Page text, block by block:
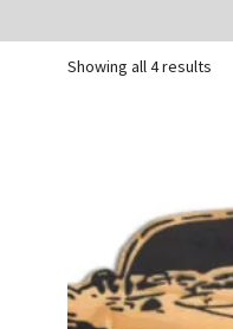
Showing all 4 results